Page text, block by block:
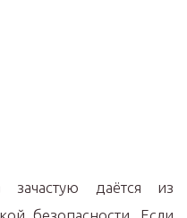
зачастую даётся из